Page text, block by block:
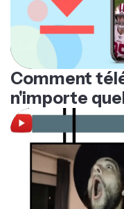
Comment
n'importe